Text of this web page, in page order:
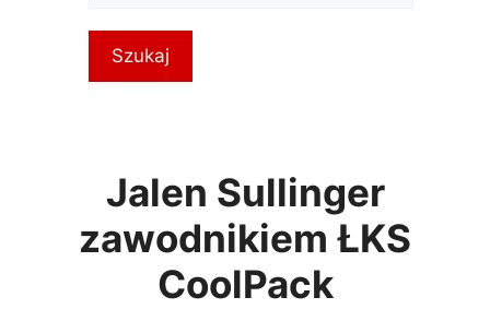
Jalen Sullinger
zawodnikiem ŁKS
CoolPack